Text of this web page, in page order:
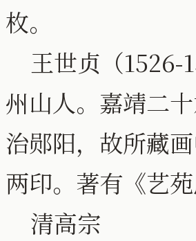
枚。
王世贞（1526-
州山人。嘉靖二
治郧阳，故所藏
两印。著有《艺苑
清高宗